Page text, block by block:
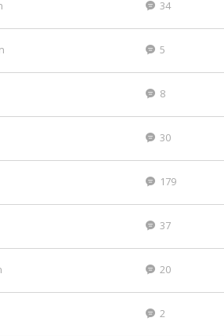
34
5
8
30
179
37
20
2